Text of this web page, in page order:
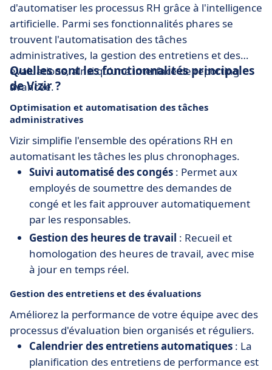
d'automatiser les processus RH grâce à l'intelligence
artificielle. Parmi ses fonctionnalités phares se
trouvent l'automatisation des tâches
administratives, la gestion des entretiens et des
évaluations, ainsi qu'une interface de reporting
avancée.
Quelles sont les fonctionnalités principales
de Vizir ?
Optimisation et automatisation des tâches
administratives
Vizir simplifie l'ensemble des opérations RH en
automatisant les tâches les plus chronophages.
Suivi automatisé des congés : Permet aux
employés de soumettre des demandes de
congé et les fait approuver automatiquement
par les responsables.
Gestion des heures de travail : Recueil et
homologation des heures de travail, avec mise
à jour en temps réel.
Gestion des entretiens et des évaluations
Améliorez la performance de votre équipe avec des
processus d'évaluation bien organisés et réguliers.
Calendrier des entretiens automatiques : La
planification des entretiens de performance est